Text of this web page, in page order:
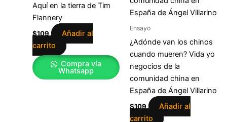
Aquí en la tierra de Tim
Flannery
$109
Añadir al
carrito
Compra vía
Whatsapp
Ensayo
¿Adónde van los chinos
cuando mueren? Vida yo
negocios de la
comunidad china en
España de Ángel Villarino
$109
Añadir al
carrito